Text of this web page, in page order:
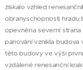
získalo vzhled
obranyschopnosti hradu
opevněna severní strana
panování vznikla budova
této budovy ve výši
vzdálené renesanční